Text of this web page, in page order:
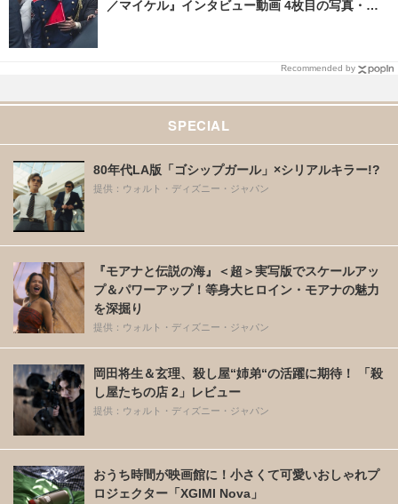
／マイケル』インタビュー動画 4枚目の写真・画
Recommended by
SPECIAL
80年代LA版「ゴシップガール」×シリアルキラー!?
提供：ウォルト・ディズニー・ジャパン
『モアナと伝説の海』＜超＞実写版でスケールアッ
プ＆パワーアップ！等身大ヒロイン・モアナの魅力
を深掘り
提供：ウォルト・ディズニー・ジャパン
岡田将生＆玄理、殺し屋“姉弟“の活躍に期待！ 「殺
し屋たちの店 2」レビュー
提供：ウォルト・ディズニー・ジャパン
おうち時間が映画館に！小さくて可愛いおしゃれプ
ロジェクター「XGIMI Nova」